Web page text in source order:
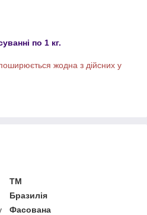
по 1 кг.
жодна з дійсних у
ТМ
Бразилія
Фасована